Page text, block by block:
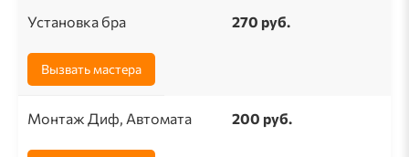
Установка бра 270 руб.
Вызвать мастера
Монтаж Диф, Автомата 200 руб.